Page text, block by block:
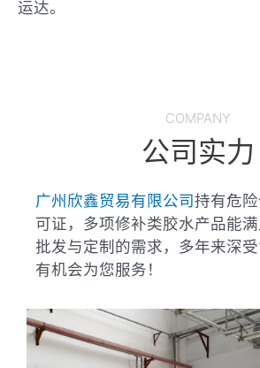
运达。
COMPANY
公司实力
广州欣鑫贸易有限公司持有危
可证，多项修补类胶水产品能
批发与定制的需求，多年来深
有机会为您服务！